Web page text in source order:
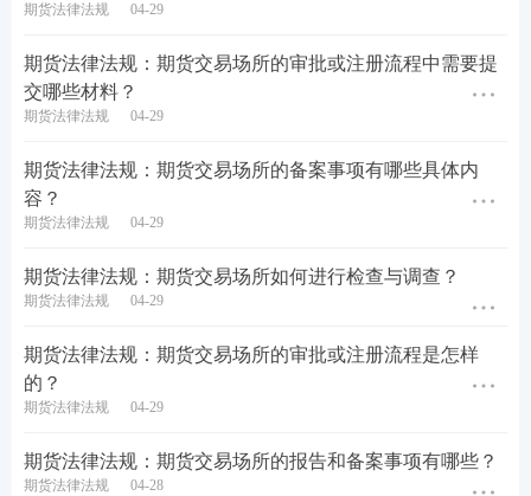
诉，确保处理过程的公正性和透明性。
通过这一系列严格的检查与调查程序，期货交易场所
能够有效维护市场的秩序，保护投资者的利益，促进
科目：期货法律法规
期货法律法规 04-29
期货法律法规：期货交易场所的审批或注册流程中需要提
交哪些材料？
期货法律法规 04-29
期货法律法规：期货交易场所的备案事项有哪些具体内
容？
期货法律法规 04-29
期货法律法规：期货交易场所如何进行检查与调查？
期货法律法规 04-29
期货法律法规：期货交易场所的审批或注册流程是怎样
的？
期货法律法规 04-29
期货法律法规：期货交易场所的报告和备案事项有哪些？
期货法律法规 04-28